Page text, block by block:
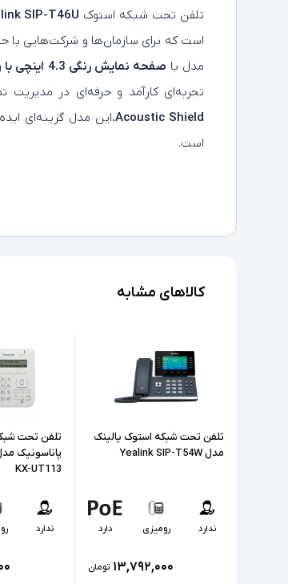
تلفن تحت شبکه استوک SIP-T46U
است که برای سازمان‌ها و شرکت‌هایی با
مدل با صفحه‌ نمایش رنگی 4.3 اینچی با وضوح بالا
تجربه‌ای کارآمد و حرفه‌ای در مدیریت
Acoustic Shield،این مدل گزینه‌ای
است.
کالاهای مشابه
تلفن تحت شبکه استوک یالینک
مدل Yealink SIP-T54W
ندارد رومیزی دارد
۱۳,۷۹۲,۰۰۰ تومان
تلفن تحت
KX-UT113
ندارد